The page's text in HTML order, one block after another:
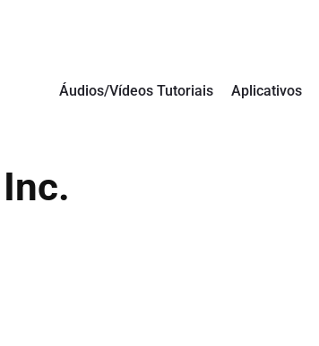
Áudios/Vídeos Tutoriais Aplicativos